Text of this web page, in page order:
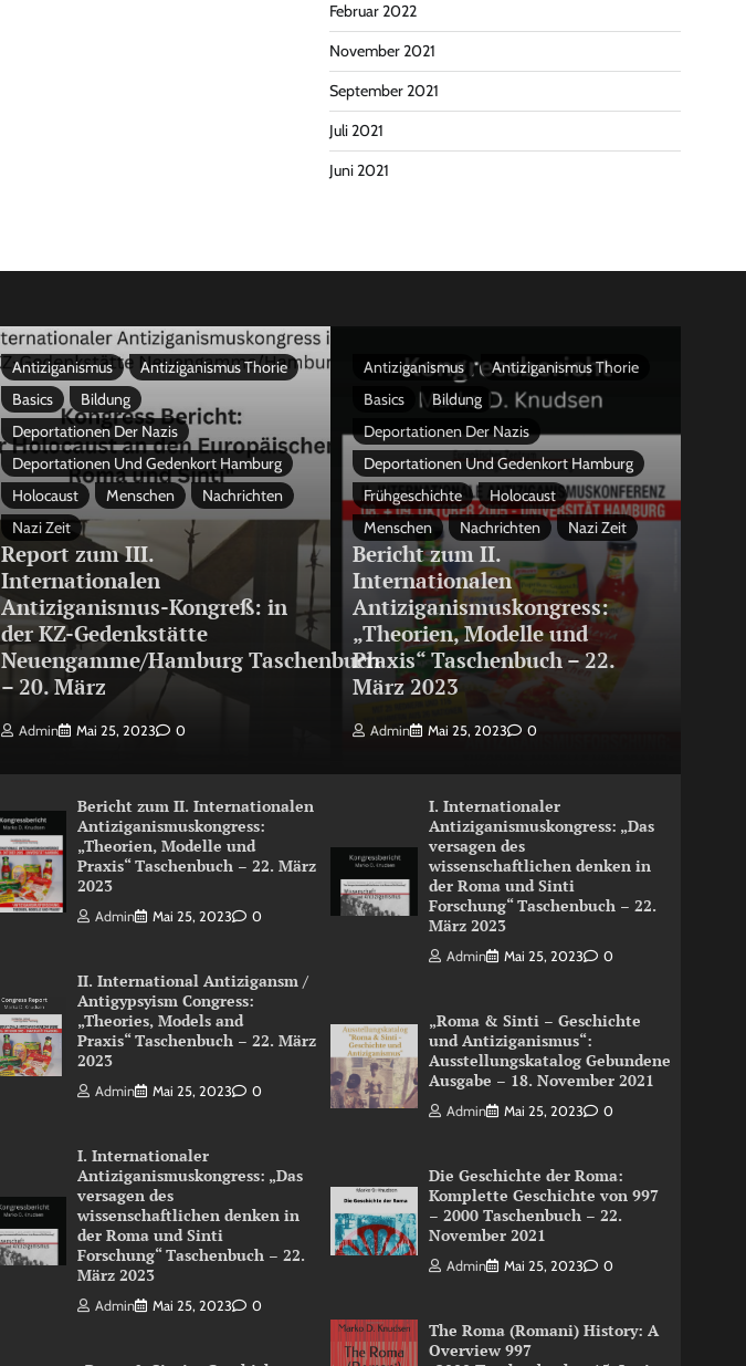
Februar 2022
November 2021
September 2021
Juli 2021
Juni 2021
Antiziganismus
Antiziganismus Thorie
Basics
Bildung
Deportationen Der Nazis
Deportationen Und Gedenkort Hamburg
Holocaust
Menschen
Nachrichten
Nazi Zeit
Report zum III.
Internationalen
Antiziganismus-Kongreß: in
der KZ-Gedenkstätte
Neuengamme/Hamburg Taschenbuch
– 20. März
Admin Mai 25, 2023 0
Bericht zum II. Internationalen
Antiziganismuskongress:
„Theorien, Modelle und
Praxis“ Taschenbuch – 22. März
2023
Admin Mai 25, 2023 0
II. International Antizigansm /
Antigypsyism Congress:
„Theories, Models and
Praxis“ Taschenbuch – 22. März
2023
Admin Mai 25, 2023 0
I. Internationaler
Antiziganismuskongress: „Das
versagen des
wissenschaftlichen denken in
der Roma und Sinti
Forschung“ Taschenbuch – 22.
März 2023
Admin Mai 25, 2023 0
Antiziganismus
Antiziganismus Thorie
Basics
Bildung
Deportationen Der Nazis
Deportationen Und Gedenkort Hamburg
Frühgeschichte
Holocaust
Menschen
Nachrichten Nazi Zeit
Bericht zum II.
Internationalen
Antiziganismuskongress:
„Theorien, Modelle und
Praxis“ Taschenbuch – 22.
März 2023
Admin Mai 25, 2023 0
I. Internationaler
Antiziganismuskongress: „Das
versagen des
wissenschaftlichen denken in
der Roma und Sinti
Forschung“ Taschenbuch – 22.
März 2023
Admin Mai 25, 2023 0
„Roma & Sinti – Geschichte
und Antiziganismus“:
Ausstellungskatalog Gebundene
Ausgabe – 18. November 2021
Admin Mai 25, 2023 0
Die Geschichte der Roma:
Komplette Geschichte von 997
– 2000 Taschenbuch – 22.
November 2021
Admin Mai 25, 2023 0
The Roma (Romani) History: A
Overview 997